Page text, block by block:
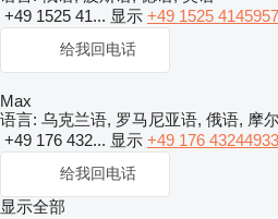
+49 1525 41... 显示 +49 1525 4145957
给我回电话
Max
语言: 乌克兰语, 罗马尼亚语, 俄语, 摩
+49 176 432... 显示 +49 176 43244933
给我回电话
显示全部